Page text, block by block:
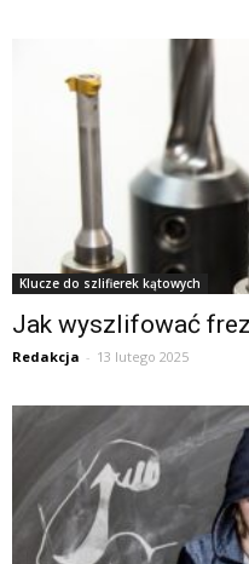
Klucze do szlifierek kątowych
Jak wyszlifować
Redakcja - 13 lutego 2025